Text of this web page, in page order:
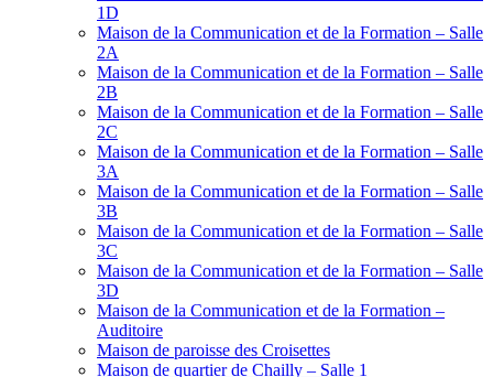
1D
Maison de la Communication et de la Formation – Salle
2A
Maison de la Communication et de la Formation – Salle
2B
Maison de la Communication et de la Formation – Salle
2C
Maison de la Communication et de la Formation – Salle
3A
Maison de la Communication et de la Formation – Salle
3B
Maison de la Communication et de la Formation – Salle
3C
Maison de la Communication et de la Formation – Salle
3D
Maison de la Communication et de la Formation –
Auditoire
Maison de paroisse des Croisettes
Maison de quartier de Chailly – Salle 1